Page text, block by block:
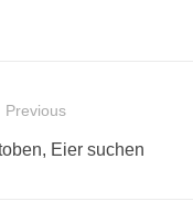
Previous
Eier suchen